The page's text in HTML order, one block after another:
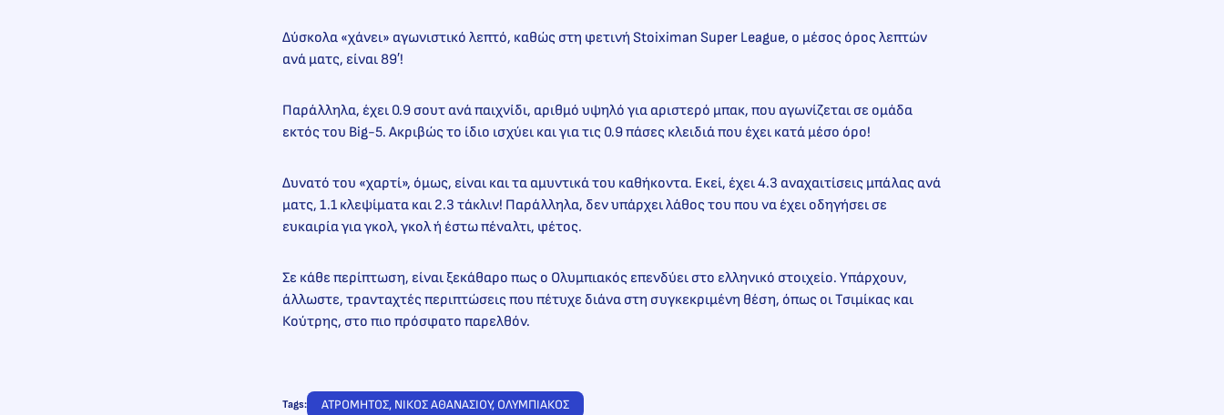
Δύσκολα «χάνει» αγωνιστικό λεπτό, καθώς στη φετινή Stoiximan Super League, ο μέσος όρος λεπτών
ανά ματς, είναι 89′!
Παράλληλα, έχει 0.9 σουτ ανά παιχνίδι, αριθμό υψηλό για αριστερό μπακ, που αγωνίζεται σε ομάδα
εκτός του Big-5. Ακριβώς το ίδιο ισχύει και για τις 0.9 πάσες κλειδιά που έχει κατά μέσο όρο!
Δυνατό του «χαρτί», όμως, είναι και τα αμυντικά του καθήκοντα. Εκεί, έχει 4.3 αναχαιτίσεις μπάλας ανά
ματς, 1.1 κλεψίματα και 2.3 τάκλιν! Παράλληλα, δεν υπάρχει λάθος του που να έχει οδηγήσει σε
ευκαιρία για γκολ, γκολ ή έστω πέναλτι, φέτος.
Σε κάθε περίπτωση, είναι ξεκάθαρο πως ο Ολυμπιακός επενδύει στο ελληνικό στοιχείο. Υπάρχουν,
άλλωστε, τρανταχτές περιπτώσεις που πέτυχε διάνα στη συγκεκριμένη θέση, όπως οι Τσιμίκας και
Κούτρης, στο πιο πρόσφατο παρελθόν.
Tags: ΑΤΡΟΜΗΤΟΣ, ΝΙΚΟΣ ΑΘΑΝΑΣΙΟΥ, ΟΛΥΜΠΙΑΚΟΣ